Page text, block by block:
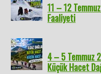
11 – 12
Faaliyeti
4 – 5 Temmuz
Küçük Hacet